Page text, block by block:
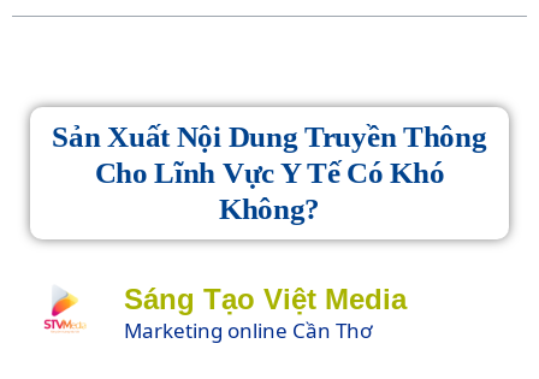
Sản Xuất Nội Dung Truyền Thông
Cho Lĩnh Vực Y Tế Có Khó
Không?
Sáng Tạo Việt Media
Marketing online Cần Thơ